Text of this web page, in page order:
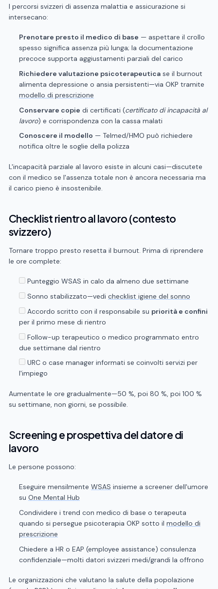
I percorsi svizzeri di assenza malattia e assicurazione si
intersecano:
Prenotare presto il medico di base — aspettare il crollo
spesso significa assenza più lunga; la documentazione
precoce supporta aggiustamenti parziali del carico
Richiedere valutazione psicoterapeuticase il burnout
alimenta depressione o ansia persistenti—via OKP tramite
modello di prescrizione
Conservare copie di certificati (certificato di incapacità al
lavoro) e corrispondenza con la cassa malati
Conoscere il modello — Telmed/HMO può richiedere
notifica oltre le soglie della polizza
L'incapacità parziale al lavoro esiste in alcuni casi—discutete
con il medico se l'assenza totale non è ancora necessaria ma
il carico pieno è insostenibile.
Checklist rientro al lavoro (contesto
svizzero)
Tornare troppo presto resetta il burnout. Prima di riprendere
le ore complete:
Punteggio WSAS in calo da almeno due settimane
Sonno stabilizzato—vedi checklist igiene del sonno
Accordo scritto con il responsabile su priorità e confini
per il primo mese di rientro
Follow-up terapeutico o medico programmato entro
due settimane dal rientro
URC o case manager informati se coinvolti servizi per
l'impiego
Aumentate le ore gradualmente—50 %, poi 80 %, poi 100 %
su settimane, non giorni, se possibile.
Screening e prospettiva del datore di
lavoro
Le persone possono:
Eseguire mensilmente WSAS insieme a screener dell'umore
su One Mental Hub
Condividere i trend con medico di base o terapeuta
quando si persegue psicoterapia OKP sotto il modello di
prescrizione
Chiedere a HR o EAP (employee assistance) consulenza
confidenziale—molti datori svizzeri medi/grandi la offrono
Le organizzazioni che valutano la salute della popolazione